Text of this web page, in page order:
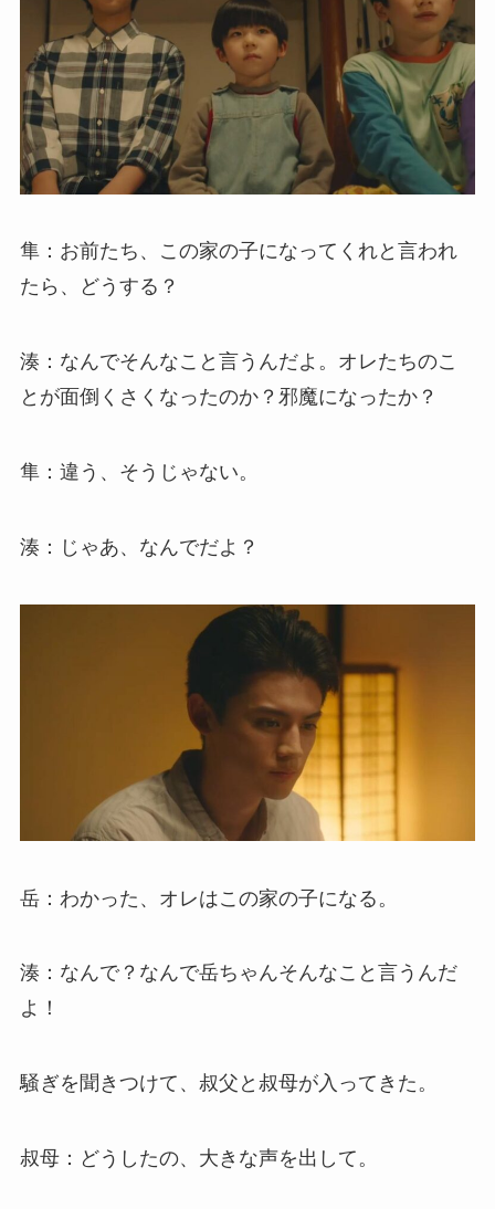
隼：お前たち、この家の子になってくれと言われ
たら、どうする？
湊：なんでそんなこと言うんだよ。オレたちのこ
とが面倒くさくなったのか？邪魔になったか？
隼：違う、そうじゃない。
湊：じゃあ、なんでだよ？
岳：わかった、オレはこの家の子になる。
湊：なんで？なんで岳ちゃんそんなこと言うんだ
よ！
騒ぎを聞きつけて、叔父と叔母が入ってきた。
叔母：どうしたの、大きな声を出して。